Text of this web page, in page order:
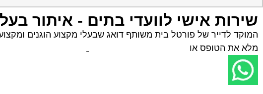
שירות אישי לוועדי בתים - איתור
המוקד לדייר של פורטל בית משותף דואג שבעלי מקצוע הוגנים
מלא את הטופס או